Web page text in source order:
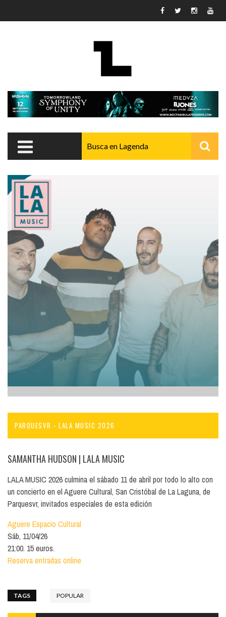
PARQUESVR - LALA MUSIC 2026
SAMANTHA HUDSON | LALA MUSIC
LALA MUSIC 2026 culmina el sábado 11 de abril por todo lo alto con
un concierto en el Aguere Cultural, San Cristóbal de La Laguna, de
Parquesvr, invitados especiales de esta edición
Aguere Espacio Cultural
Sáb, 11/04/26
21:00. 15 euros.
Reserva entradas online
TAGS POPULAR